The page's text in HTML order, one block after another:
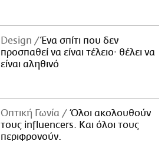
Design
Ένα σπίτι που δεν
προσπαθεί να είναι τέλειο· θέλει να
είναι αληθινό
Οπτική Γωνία
Όλοι ακολουθούν
τους influencers. Και όλοι τους
περιφρονούν.